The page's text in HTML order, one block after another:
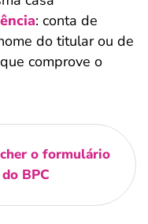
: conta de
do titular ou de
comprove o
o formulário
BPC